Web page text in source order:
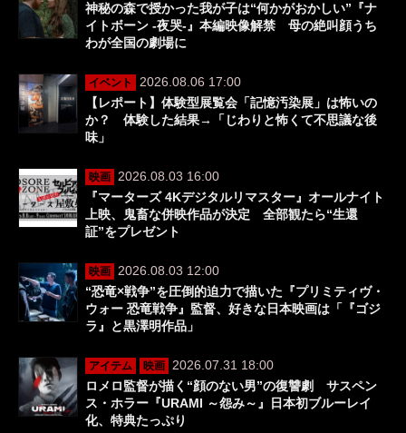
神秘の森で授かった我が子は“何かがおかしい”『ナ
イトボーン -夜哭-』本編映像解禁 母の絶叫顔うち
わが全国の劇場に
イベント
2026.08.06 17:00
【レポート】体験型展覧会「記憶汚染展」は怖いの
か？ 体験した結果→「じわりと怖くて不思議な後
味」
映画
2026.08.03 16:00
『マーターズ 4Kデジタルリマスター』オールナイト
上映、鬼畜な併映作品が決定 全部観たら“生還
証”をプレゼント
映画
2026.08.03 12:00
“恐竜×戦争”を圧倒的迫力で描いた『プリミティヴ・
ウォー 恐竜戦争』監督、好きな日本映画は「『ゴジ
ラ』と黒澤明作品」
アイテム 映画
2026.07.31 18:00
ロメロ監督が描く“顔のない男”の復讐劇 サスペン
ス・ホラー『URAMI ～怨み～』日本初ブルーレイ
化、特典たっぷり